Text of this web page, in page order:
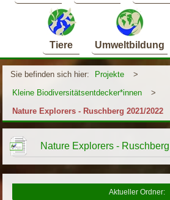
Tiere Umweltbildung
Sie befinden sich hier: Projekte
>
Kleine Biodiversitätsentdecker*innen
>
Nature Explorers - Ruschberg 2021/2022
Nature Explorers -
Aktueller Ordner: